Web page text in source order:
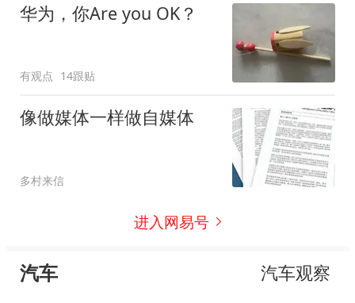
华为，你Are you OK？
有观点 14跟贴
像做媒体一样做自媒体
多村来信
进入网易号
汽车
汽车观察